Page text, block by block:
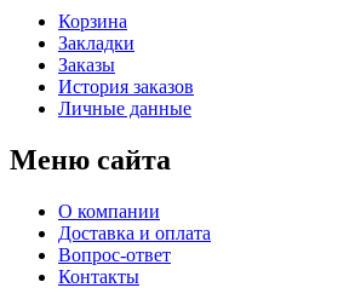
Корзина
Закладки
Заказы
История заказов
Личные данные
Меню сайта
О компании
Доставка и оплата
Вопрос-ответ
Контакты